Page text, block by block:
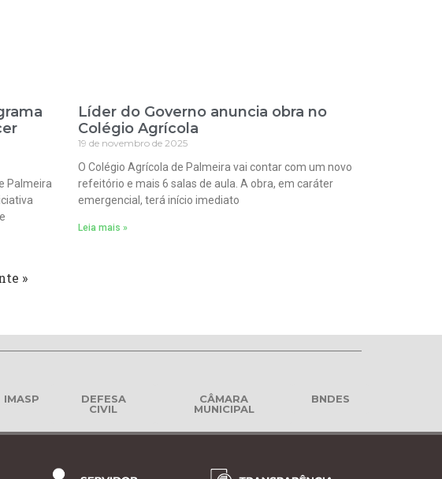
Palmeira
Líder do Governo anuncia obra no
Colégio Agrícola
19 de novembro de 2025
O Colégio Agrícola de Palmeira vai contar com um novo
refeitório e mais 6 salas de aula. A obra, em caráter
emergencial, terá início imediato
Leia mais »
»
IMASP
DEFESA
CIVIL
CÂMARA
MUNICIPAL
BNDES